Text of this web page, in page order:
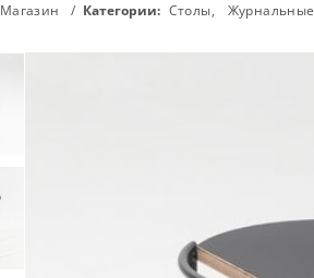
Магазин Категории: Столы